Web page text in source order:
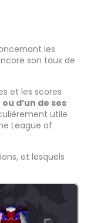
les
son taux de
et les scores
d’un de ses
utile
League of
et lesquels